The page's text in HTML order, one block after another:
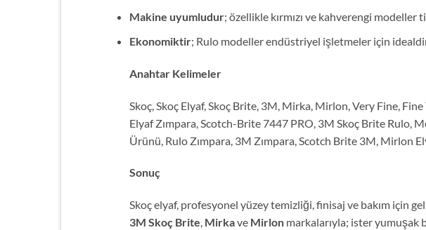
Makine uyumludur; özellikle kırmızı ve kahverengi
Ekonomiktir; Rulo modeller endüstriyel işletmeler için
Anahtar Kelimeler
Skoç, Skoç Elyaf, Skoç Brite, 3M, Mirka, Mirlon, Very Fine,
Elyaf Zımpara, Scotch-Brite 7447 PRO, 3M Skoç Brite Rulo,
Ürünü, Rulo Zımpara, 3M Zımpara, Scotch Brite 3M, Mirlon
Sonuç
Skoç elyaf, profesyonel yüzey temizliği, finisaj ve bakım için
3M Skoç Brite, Mirkave Mirlonmarkalarıyla; ister yumuşak